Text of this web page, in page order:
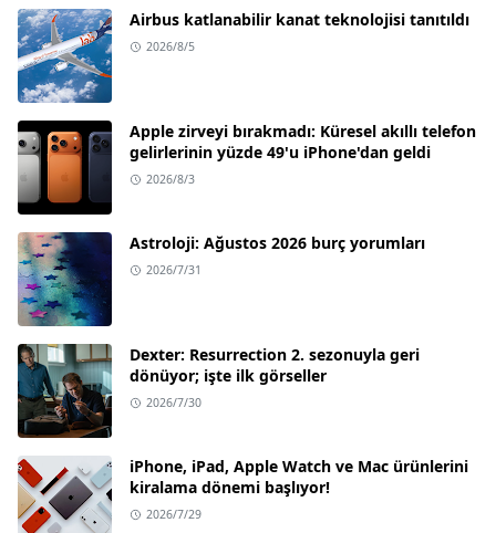
Airbus katlanabilir kanat teknolojisi tanıtıldı
2026/8/5
Apple zirveyi bırakmadı: Küresel akıllı telefon
gelirlerinin yüzde 49'u iPhone'dan geldi
2026/8/3
Astroloji: Ağustos 2026 burç yorumları
2026/7/31
Dexter: Resurrection 2. sezonuyla geri
dönüyor; işte ilk görseller
2026/7/30
iPhone, iPad, Apple Watch ve Mac ürünlerini
kiralama dönemi başlıyor!
2026/7/29